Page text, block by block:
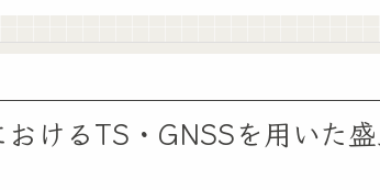
けるTS・GNSSを用いた